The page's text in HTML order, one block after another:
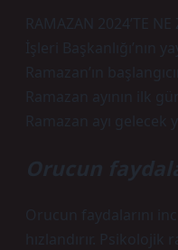
RAMAZAN 2024’TE
İşleri Başkanlığı’nın
Ramazan’ın
Ramazan ayının ilk
Ramazan ayı gelecek
Orucun
Orucun faydalarını
hızlandırır.